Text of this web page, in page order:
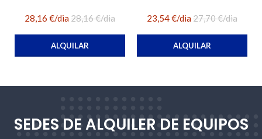
28,16 €/dia28,16 €/dia
ALQUILAR
23,54 €/dia27,70 €/dia
ALQUILAR
SEDES DE ALQUILER DE EQUIPOS